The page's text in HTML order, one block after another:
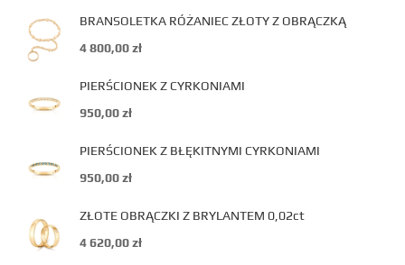
BRANSOLETKA RÓŻANIEC ZŁOTY Z OBRĄCZKĄ
4 800,00zł
PIERŚCIONEK Z CYRKONIAMI
950,00zł
PIERŚCIONEK Z BŁĘKITNYMI CYRKONIAMI
950,00zł
ZŁOTE OBRĄCZKI Z BRYLANTEM 0,02ct
4 620,00zł